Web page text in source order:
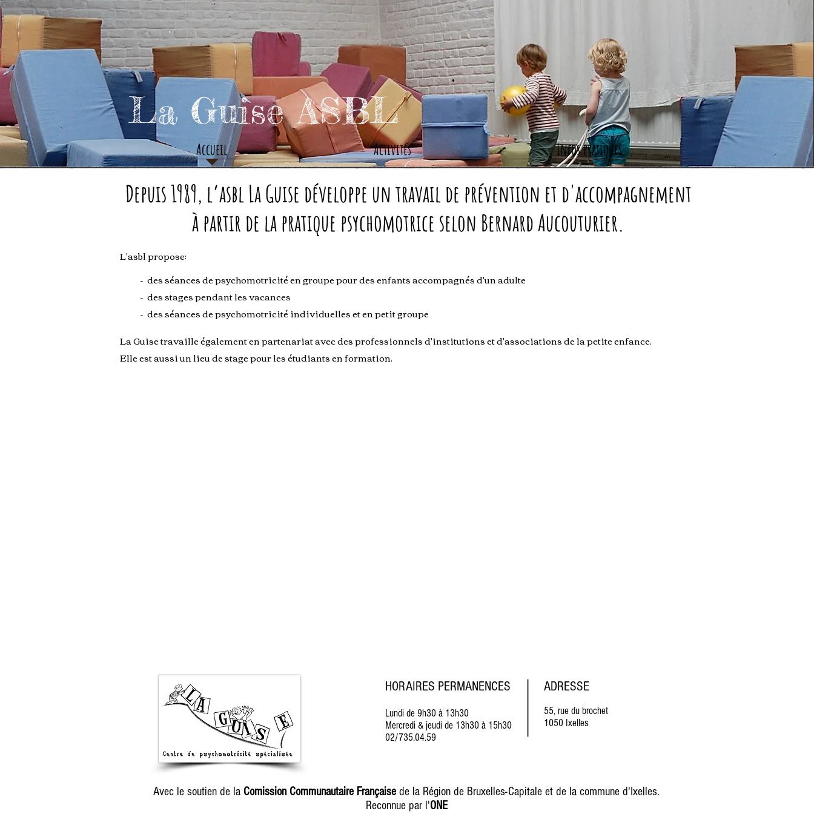
Depuis 1989, l’asbl La Guise développe un travail de prévention et d'accompagnement
à partir de la pratique psychomotrice selon Bernard Aucouturier.
L'asbl propose:
- des séances de psychomotricité en groupe pour des enfants accompagnés d'un adulte
- des stages pendant les vacances
- desséances de psychomotricité individuelles et en petit groupe
La Guise travaille également en partenariat avec des professionnels d'institutions et d'associations de la petite enfance.
Elle est aussi un lieu de stage pour les étudiants en formation.
La Guise ASBL
Accueil Activités Infos pratiques
HORAIRES PERMANENCES
Lundi de 9h30 à 13h30
Mercredi & jeudi de 13h30 à 15h30
02/735.04.59
ADRESSE
55, rue du brochet
1050 Ixelles
Avec le soutien de la Comission Communautaire Française de la Région de Bruxelles-Capitale et de la commune d'Ixelles.
Reconnue par l'ONE